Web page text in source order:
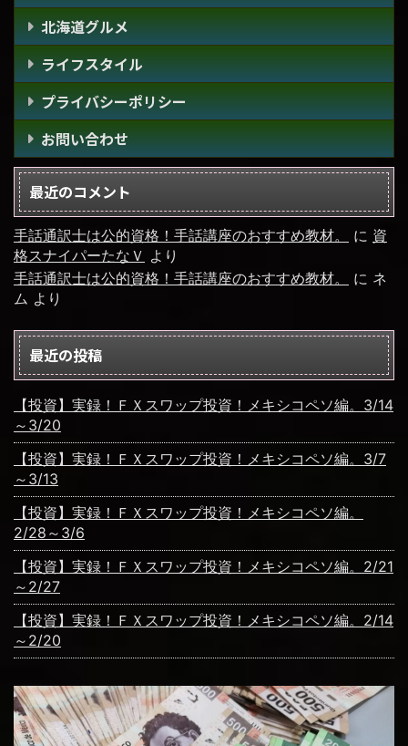
北海道グルメ
ライフスタイル
プライバシーポリシー
お問い合わせ
最近のコメント
手話通訳士は公的資格！手話講座のおすすめ教材。 に 資
格スナイパーたなＶ より
手話通訳士は公的資格！手話講座のおすすめ教材。
に ネ
ム より
最近の投稿
【投資】実録！ＦＸスワップ投資！メキシコペソ編。3/14
～3/20
【投資】実録！ＦＸスワップ投資！メキシコペソ編。3/7
～3/13
【投資】実録！ＦＸスワップ投資！メキシコペソ編。
2/28～3/6
【投資】実録！ＦＸスワップ投資！メキシコペソ編。2/21
～2/27
【投資】実録！ＦＸスワップ投資！メキシコペソ編。2/14
～2/20